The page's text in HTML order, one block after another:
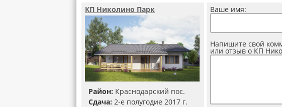
КП Николино Парк
Район: Краснодарский пос.
Сдача: 2-е полугодие 2017 г.
Ваше имя:
Напишите свой
или отзыв о КП